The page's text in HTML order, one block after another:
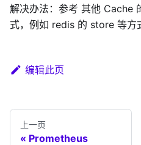
解决办法：参考 其他 Cache
式，例如 redis 的 store 等方
编辑此页
上一页
Prometheus